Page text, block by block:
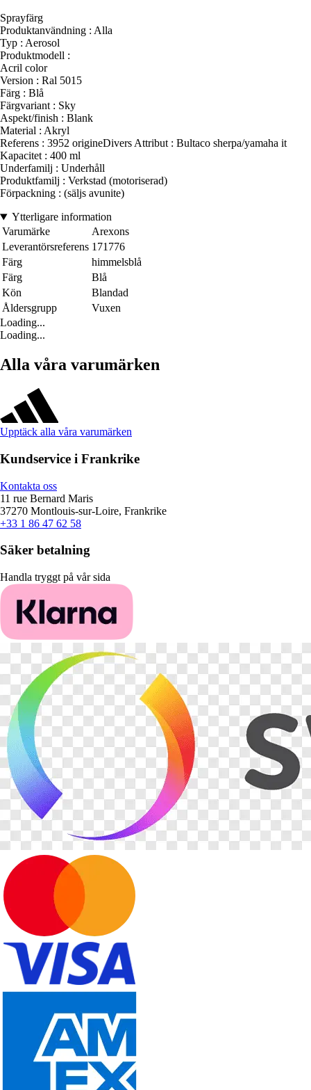
Sprayfärg
Produktanvändning : Alla
Typ : Aerosol
Produktmodell :
Acril color
Version : Ral 5015
Färg : Blå
Färgvariant : Sky
Aspekt/finish : Blank
Material : Akryl
Referens : 3952 origineDivers Attribut : Bultaco sherpa/yamaha it
Kapacitet : 400 ml
Underfamilj : Underhåll
Produktfamilj : Verkstad (motoriserad)
Förpackning : (säljs avunite)
Ytterligare information
Varumärke
Arexons
Leverantörsreferens 171776
Färg
himmelsblå
Färg
Blå
Kön
Blandad
Åldersgrupp
Vuxen
Loading...
Loading...
Alla våra varumärken
Upptäck alla våra varumärken
Kundservice i Frankrike
Kontakta oss
11 rue Bernard Maris
37270 Montlouis-sur-Loire, Frankrike
+33 1 86 47 62 58
Säker betalning
Handla tryggt på vår sida